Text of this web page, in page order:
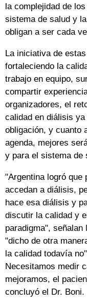
la complejidad de
sistema de salud y
obligan a ser cada
La iniciativa de
fortaleciendo la
trabajo en equipo,
compartir
organizadores, el
calidad en diálisis
obligación, y cuanto
agenda, mejores
y para el sistema de
"Argentina logró que
accedan a diálisis,
hace esa diálisis y
discutir la calidad y
paradigma",
"dicho de otra
la calidad todavía
Necesitamos medir
mejoramos, el
concluyó el Dr. Boni.